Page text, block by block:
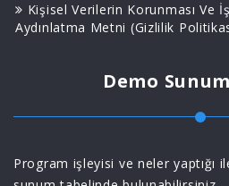
Kişisel Verilerin Korunması Ve
Aydınlatma Metni (Gizlilik
Demo
Program işleyisi ve neler yaptığı